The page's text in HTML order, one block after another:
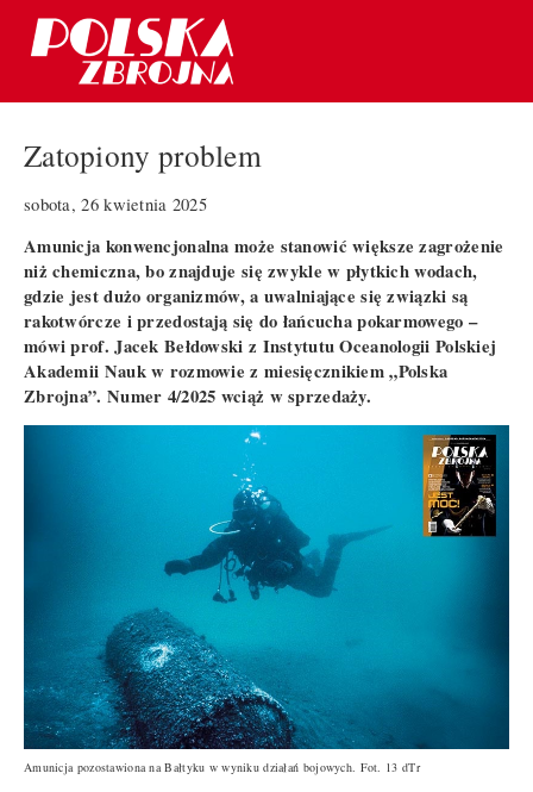
Zatopiony problem
sobota, 26 kwietnia 2025
Amunicja konwencjonalna może stanowić większe zagrożenie
niż chemiczna, bo znajduje się zwykle w płytkich wodach,
gdzie jest dużo organizmów, a uwalniające się związki są
rakotwórcze i przedostają się do łańcucha pokarmowego –
mówi prof. Jacek Bełdowski z Instytutu Oceanologii Polskiej
Akademii Nauk w rozmowie z miesięcznikiem „Polska
Zbrojna”. Numer 4/2025 wciąż w sprzedaży.
Amunicja pozostawiona na Bałtyku w wyniku działań bojowych. Fot. 13 dTr